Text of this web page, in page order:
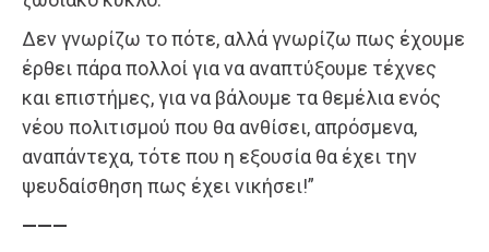
Δεν γνωρίζω το πότε, αλλά γνωρίζω πως έχουμε
έρθει πάρα πολλοί για να αναπτύξουμε τέχνες
και επιστήμες, για να βάλουμε τα θεμέλια ενός
νέου πολιτισμού που θα ανθίσει, απρόσμενα,
αναπάντεχα, τότε που η εξουσία θα έχει την
ψευδαίσθηση πως έχει νικήσει!”
———